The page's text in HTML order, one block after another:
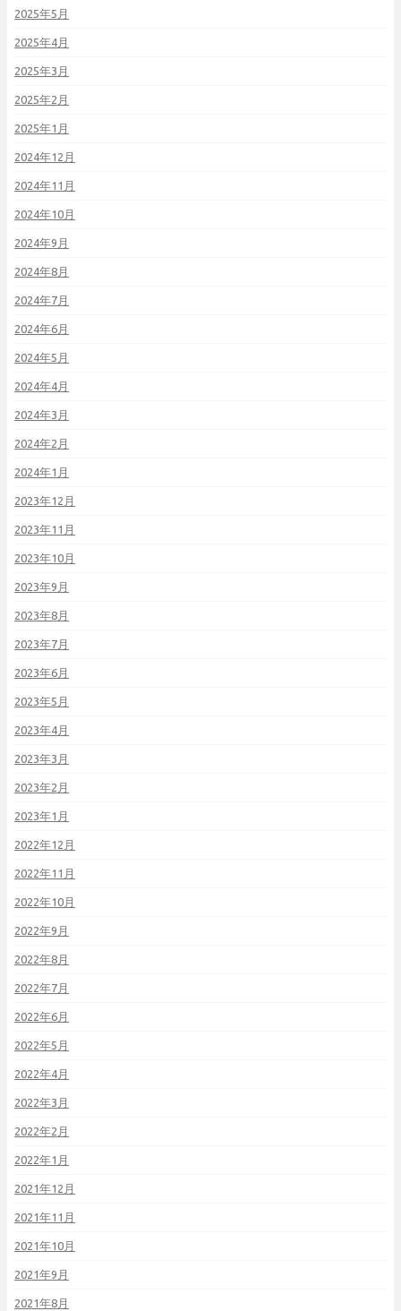
2025年5月
2025年4月
2025年3月
2025年2月
2025年1月
2024年12月
2024年11月
2024年10月
2024年9月
2024年8月
2024年7月
2024年6月
2024年5月
2024年4月
2024年3月
2024年2月
2024年1月
2023年12月
2023年11月
2023年10月
2023年9月
2023年8月
2023年7月
2023年6月
2023年5月
2023年4月
2023年3月
2023年2月
2023年1月
2022年12月
2022年11月
2022年10月
2022年9月
2022年8月
2022年7月
2022年6月
2022年5月
2022年4月
2022年3月
2022年2月
2022年1月
2021年12月
2021年11月
2021年10月
2021年9月
2021年8月